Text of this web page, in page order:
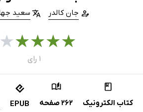
جان کالدر سعید
★
★
★
★
۱ رای
کتاب الکترونیک 262 صفحه EPUB